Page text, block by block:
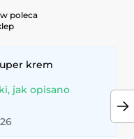
poleca
krem
jak opisano